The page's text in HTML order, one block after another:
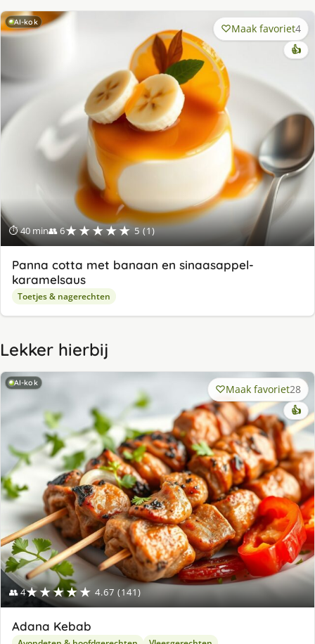
AI-kok
⏱ 40 min👥 6★★★★★ 5 (1)
Maak favoriet4
👍
Panna cotta met banaan en sinaasappel-
karamelsaus
Toetjes & nagerechten
Lekker hierbij
AI-kok
👥 4★★★★★ 4.67 (141)
Maak favoriet28
👍
Adana Kebab